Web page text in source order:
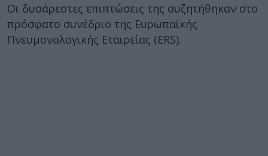
Οι δυσάρεστες επιπτώσεις της συζητήθηκαν στο
πρόσφατο συνέδριο της Ευρωπαϊκής
Πνευμονολογικής Εταιρείας (ERS).